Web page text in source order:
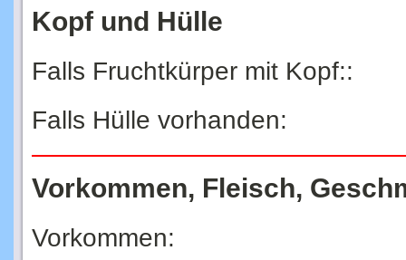
Kopf und Hülle
Falls Fruchtkürper mit Kopf::
Falls Hülle vorhanden:
Vorkommen, Fleisch,
Vorkommen: